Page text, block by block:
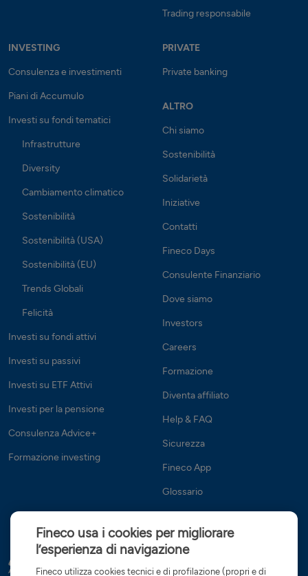
Trading responsabile
INVESTING
Consulenza e investimenti
Piani di Accumulo
Investi su fondi tematici
Infrastrutture
Diversity
Cambiamento climatico
Sostenibilità
Sostenibilità (USA)
Sostenibilità (EU)
Trends Globali
Felicità
Investi su fondi attivi
Investi su passivi
Investi su ETF Attivi
Investi per la pensione
Consulenza Advice+
Formazione investing
PRIVATE
Private banking
ALTRO
Chi siamo
Sostenibilità
Solidarietà
Iniziative
Contatti
Fineco Days
Consulente Finanziario
Dove siamo
Investors
Careers
Formazione
Diventa affiliato
Help & FAQ
Sicurezza
Fineco App
Glossario
Fineco usa i cookies per migliorare
l’esperienza di navigazione
Fineco utilizza cookies tecnici e di profilazione (propri e di